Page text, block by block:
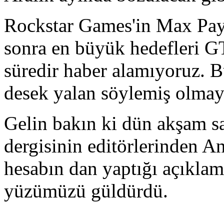
Rockstar Games'in Max
sonra en büyük hedefleri
süredir haber alamıyoruz.
desek yalan söylemiş
Gelin bakın ki dün akşam
dergisinin editörlerinden
hesabın dan yaptığı
yüzümüzü güldürdü.